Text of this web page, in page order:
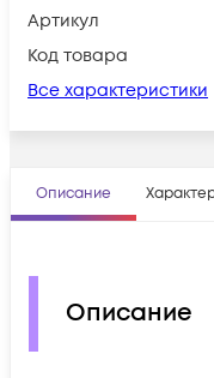
Артикул
Код товара
Все характеристики
Описание
Описание